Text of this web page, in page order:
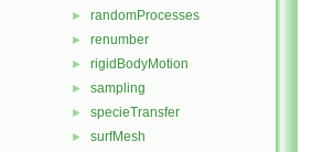
► randomProcesses
► renumber
► rigidBodyMotion
► sampling
► specieTransfer
► surfMesh